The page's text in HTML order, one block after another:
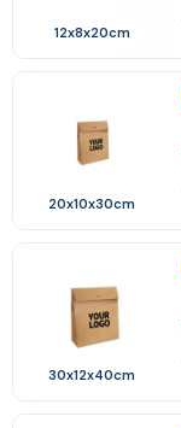
12x8x20cm
20x10x30cm
30x12x40cm